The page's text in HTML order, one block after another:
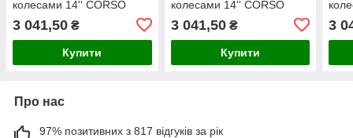
колесами 14'' CORSO
3 041,50 ₴
Купити
колесами 14'' CORSO
3 041,50₴
Купити
3
Про нас
97% позитивних з 817 відгуків за рік